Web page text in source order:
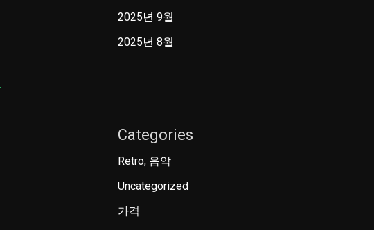
2025년 9월
2025년 8월
Categories
Retro, 음악
Uncategorized
가격